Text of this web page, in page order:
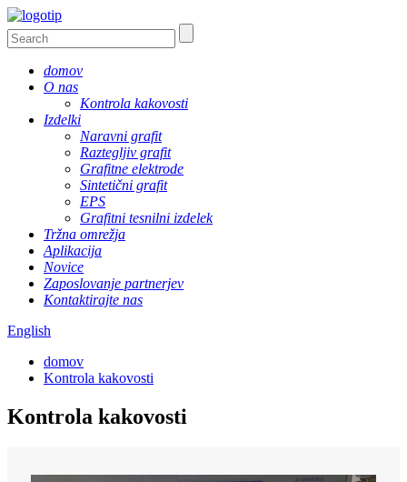
domov
O nas
Kontrola kakovosti
Izdelki
Naravni grafit
Raztegljiv grafit
Grafitne elektrode
Sintetični grafit
EPS
Grafitni tesnilni izdelek
Tržna omrežja
Aplikacija
Novice
Zaposlovanje partnerjev
Kontaktirajte nas
English
domov
Kontrola kakovosti
Kontrola kakovosti